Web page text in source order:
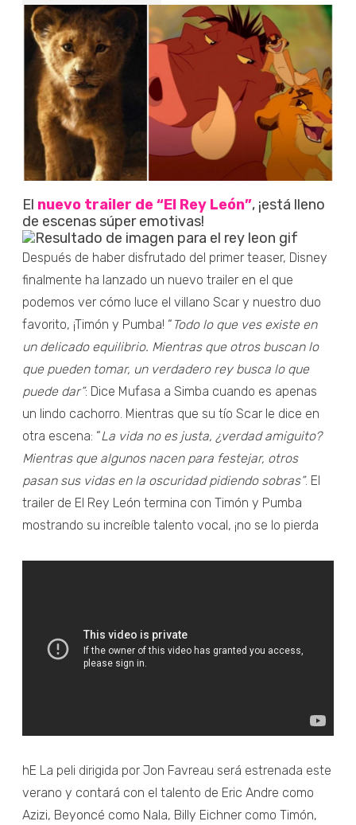
El nuevo trailer de “El Rey León”, ¡está lleno
de escenas súper emotivas!
Después de haber disfrutado del primer teaser, Disney
finalmente ha lanzado un nuevo trailer en el que
podemos ver cómo luce el villano Scar y nuestro duo
favorito, ¡Timón y Pumba! “ Todo lo que ves existe en
un delicado equilibrio. Mientras que otros buscan lo
que pueden tomar, un verdadero rey busca lo que
puede dar”: Dice Mufasa a Simba cuando es apenas
un lindo cachorro. Mientras que su tío Scar le dice en
otra escena: “La vida no es justa, ¿verdad amiguito?
Mientras que algunos nacen para festejar, otros
pasan sus vidas en la oscuridad pidiendo sobras”. El
trailer de El Rey León termina con Timón y Pumba
mostrando su increíble talento vocal, ¡no se lo pierda
hE La peli dirigida por Jon Favreau será estrenada este
verano y contará con el talento de Eric Andre como
Azizi, Beyoncé como Nala, Billy Eichner como Timón,